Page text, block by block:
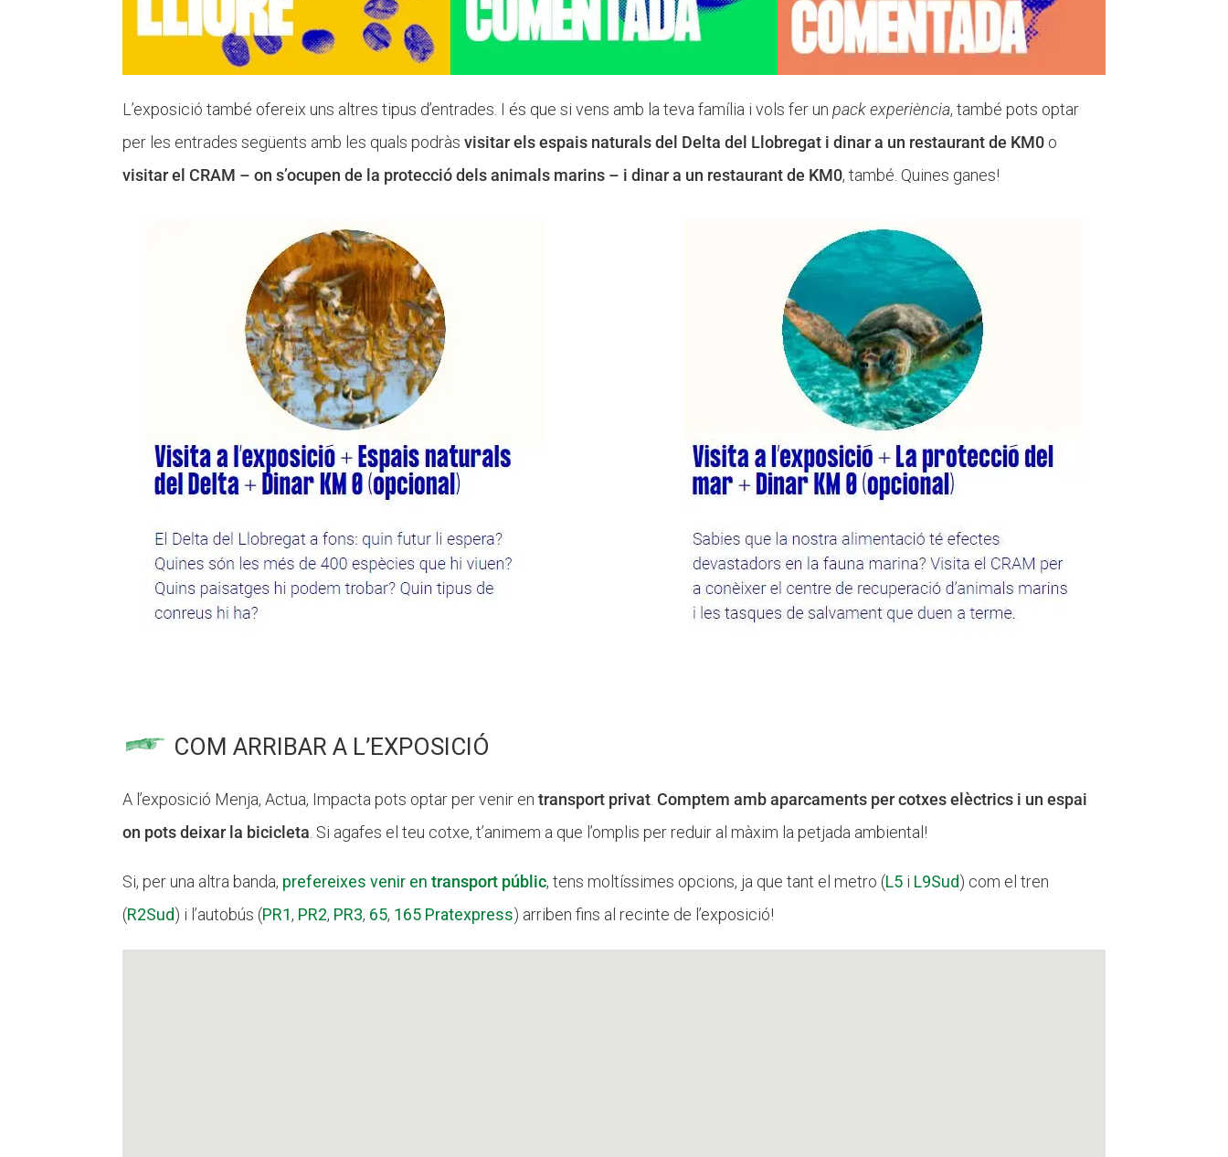
L’exposició també ofereix uns altres tipus d’entrades. I és que si vens amb la teva família i vols fer unpack experiència, també pots optar
per les entrades següents amb les quals podràsvisitar els espais naturals del Delta del Llobregat i dinar a un restaurant de KM0 o
visitar el CRAM – on s’ocupen de la protecció dels animals marins – i dinar a un restaurant de KM0, també. Quines ganes!
COM ARRIBAR A L’EXPOSICIÓ
A l’exposició Menja, Actua, Impacta pots optar per venir en transport privat Comptem amb aparcaments per cotxes elèctrics i un espai
on pots deixar la bicicleta . Si agafes el teu cotxe, t’animem a que l’omplis per reduir al màxim la petjada ambiental!
Si, per una altra banda, prefereixes venir en transport públic, tens moltíssimes opcions, ja que tant el metro (L5 i L9Sud) com el tren
(R2Sud) i l’autobús (PR1, PR2, PR3, 65, 165 Pratexpress) arriben fins al recinte de l’exposició!